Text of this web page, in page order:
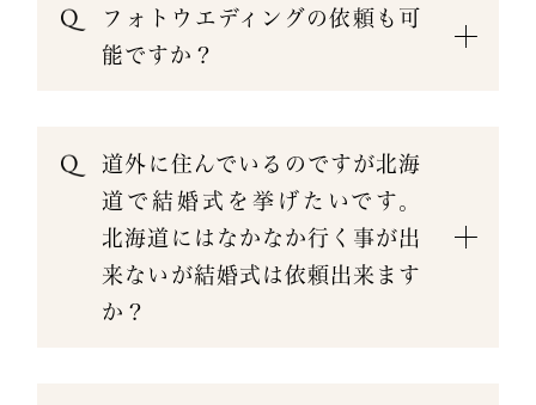
フォトウエディングの依頼も可
能ですか？
道外に住んでいるのですが北海
道で結婚式を挙げたいです。
北海道にはなかなか行く事が出
来ないが結婚式は依頼出来ます
か？